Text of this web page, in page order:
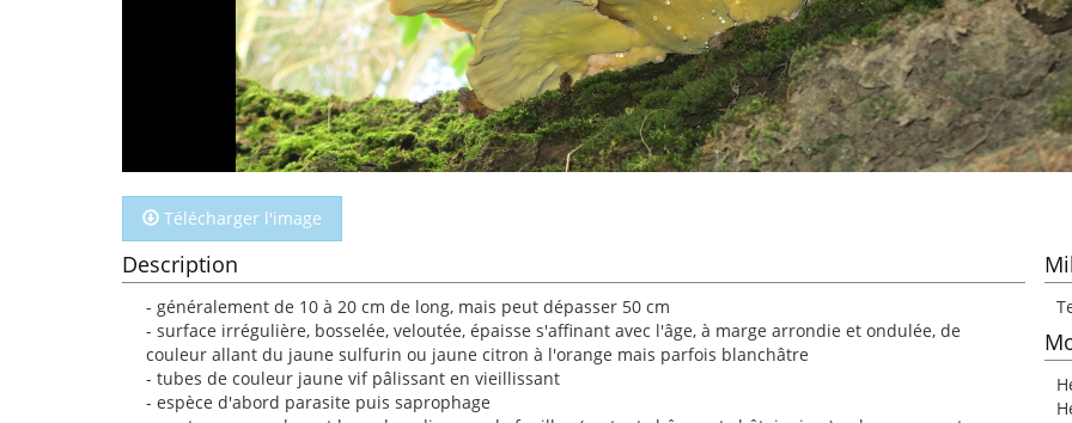
Télécharger l'image
Description
- généralement de 10 à 20 cm de long, mais peut dépasser 50 cm
- surface irrégulière, bosselée, veloutée, épaisse s'affinant avec l'âge, à marge arrondie et ondulée, de
couleur allant du jaune sulfurin ou jaune citron à l'orange mais parfois blanchâtre
- tubes de couleur jaune vif pâlissant en vieillissant
- espèce d'abord parasite puis saprophage